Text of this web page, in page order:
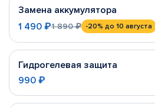
Замена аккумулятора
1 490 ₽1 890 ₽ -20% до 10 августа
Гидрогелевая защита
990 ₽